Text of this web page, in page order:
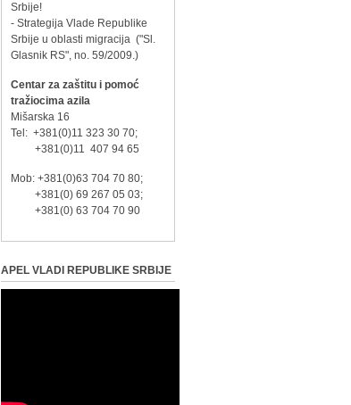
Srbije!
- Strategija Vlade Republike
Srbije u oblasti migracija ("Sl.
Glasnik RS", no. 59/2009.)
Centar za zaštitu i pomoć
tražiocima azila
Mišarska 16
Tel: +381(0)11 323 30 70;
+381(0)11 407 94 65
Mob: +381(0)63 704 70 80;
+381(0) 69 267 05 03;
+381(0) 63 704 70 90
APEL VLADI REPUBLIKE SRBIJE